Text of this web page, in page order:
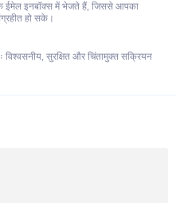
ईमेल इनबॉक्स में भेजते हैं, जिससे आपका
हो सके।
विश्वसनीय, सुरक्षित और चिंतामुक्त सक्रियन